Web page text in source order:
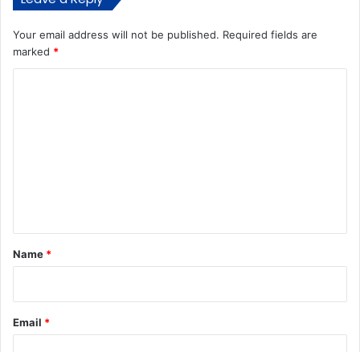
Your email address will not be published. Required fields are
marked *
*
Name *
Email *